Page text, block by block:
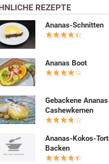
REZEPTE
Ananas-Schnitten
Ananas Boot
Gebackene
Cashewkernen
Ananas-Kokos-
Backen